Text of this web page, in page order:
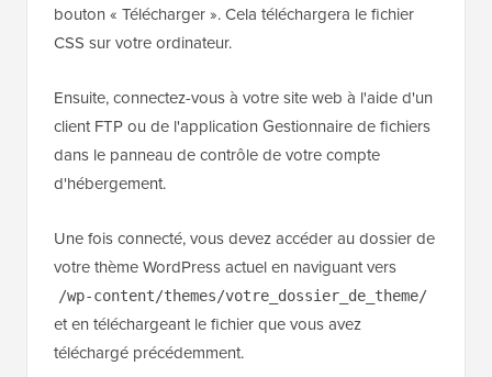
bouton « Télécharger ». Cela téléchargera le fichier
CSS sur votre ordinateur.
Ensuite, connectez-vous à votre site web à l'aide d'un
client FTP ou de l'application Gestionnaire de fichiers
dans le panneau de contrôle de votre compte
d'hébergement.
Une fois connecté, vous devez accéder au dossier de
votre thème WordPress actuel en naviguant vers
/wp-content/themes/votre_dossier_de_theme/
et en téléchargeant le fichier que vous avez
téléchargé précédemment.